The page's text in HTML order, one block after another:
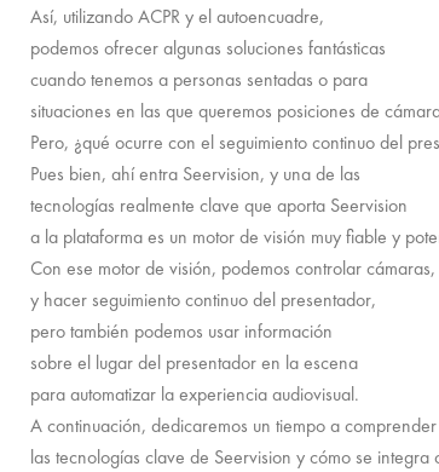
Así, utilizando ACPR y el autoencuadre,
podemos ofrecer algunas soluciones fantásticas
cuando tenemos a personas sentadas o para
situaciones en las que queremos posiciones de
Pero, ¿qué ocurre con el seguimiento continuo del
Pues bien, ahí entra Seervision, y una de las
tecnologías realmente clave que aporta Seervision
a la plataforma es un motor de visión muy fiable y
Con ese motor de visión, podemos controlar cámaras,
y hacer seguimiento continuo del presentador,
pero también podemos usar información
sobre el lugar del presentador en la escena
para automatizar la experiencia audiovisual.
A continuación, dedicaremos un tiempo a comprender
las tecnologías clave de Seervision y cómo se integra